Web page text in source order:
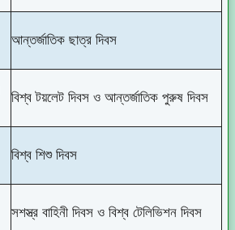
আন্তর্জাতিক ছাত্র দিবস
বিশ্ব টয়লেট দিবস ও আন্তর্জাতিক পুরুষ দিবস
বিশ্ব শিশু দিবস
সশস্ত্র বাহিনী দিবস ও বিশ্ব টেলিভিশন দিবস